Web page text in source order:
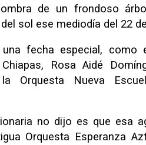
de un frondoso
sol ese mediodía del 22
fecha especial, como
Rosa Aidé
Orquesta Nueva
no dijo es que esa
Orquesta Esperanza